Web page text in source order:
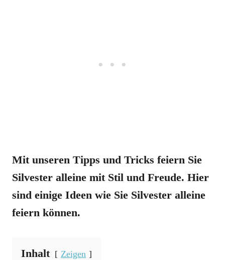
Mit unseren Tipps und Tricks feiern Sie
Silvester alleine mit Stil und Freude. Hier
sind einige Ideen wie Sie Silvester alleine
feiern können.
Inhalt Zeigen